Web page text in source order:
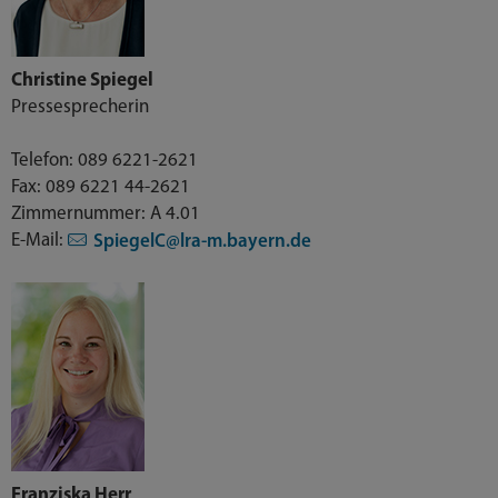
Christine Spiegel
Pressesprecherin
Telefon: 089 6221-2621
Fax: 089 6221 44-2621
Zimmernummer: A 4.01
E-Mail:
SpiegelC@lra-m.bayern.de